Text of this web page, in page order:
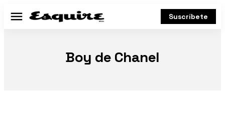
Menú Suscríbete
Boy de Chanel